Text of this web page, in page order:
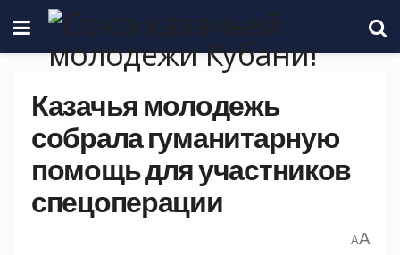
Казачья молодежь
собрала гуманитарную
помощь для участников
спецоперации
AA